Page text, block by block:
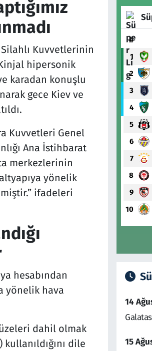
Silahlı Kuvvetlerinin
hipersonik
karadan konuşlu
gece Kiev ve
Kuvvetleri Genel
Ana İstihbarat
merkezlerinin
yönelik
ifadeleri
hesabından
yönelik hava
dahil olmak
dile
#
1
2
3
4
5
6
7
8
9
10
14
15